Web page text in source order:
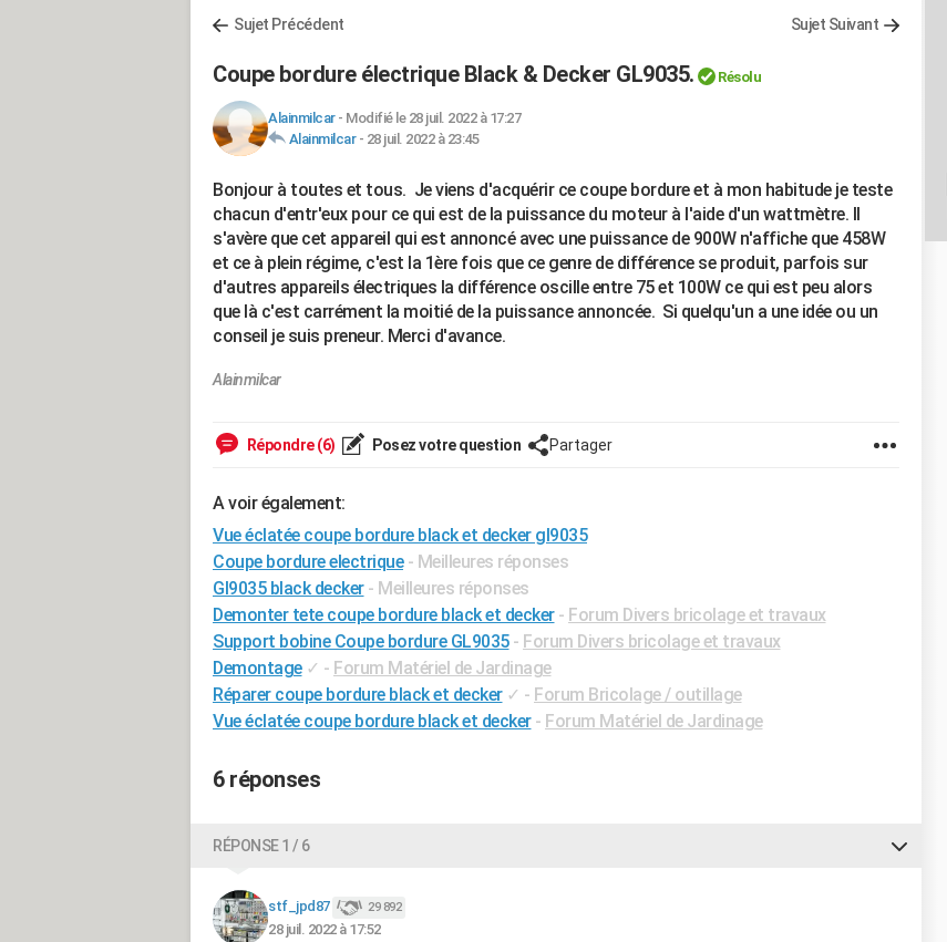
Sujet Précédent Sujet Suivant
Coupe bordure électrique Black & Decker GL9035. Résolu
Alainmilcar- Modifié le 28 juil. 2022 à 17:27
Alainmilcar- 28 juil. 2022 à 23:45
Bonjour à toutes et tous. Je viens d'acquérir ce coupe bordure et à mon habitude je teste
chacun d'entr'eux pour ce qui est de la puissance du moteur à l'aide d'un wattmètre. Il
s'avère que cet appareil qui est annoncé avec une puissance de 900W n'affiche que 458W
et ce à plein régime, c'est la 1ère fois que ce genre de différence se produit, parfois sur
d'autres appareils électriques la différence oscille entre 75 et 100W ce qui est peu alors
que là c'est carrément la moitié de la puissance annoncée. Si quelqu'un a une idée ou un
conseil je suis preneur. Merci d'avance.
Alainmilcar
Répondre (6) Posez votre question Partager
A voir également:
Vue éclatée coupe bordure black et decker gl9035
Coupe bordure electrique - Meilleures réponses
Gl9035 black decker - Meilleures réponses
Demonter tete coupe bordure black et decker - Forum Divers bricolage et travaux
Support bobine Coupe bordure GL9035 - Forum Divers bricolage et travaux
Demontage ✓ - Forum Matériel de Jardinage
Réparer coupe bordure black et decker ✓ - Forum Bricolage / outillage
Vue éclatée coupe bordure black et decker - Forum Matériel de Jardinage
6 réponses
RÉPONSE 1 / 6
stf_jpd87 29 892
28 juil. 2022 à 17:52